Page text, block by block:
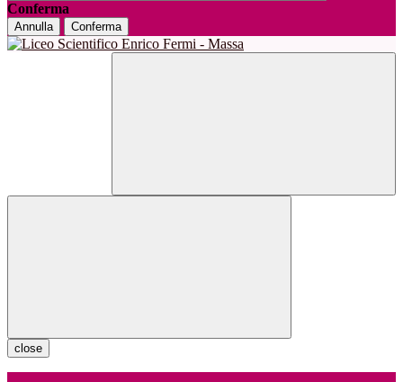
Conferma
Annulla Conferma
close